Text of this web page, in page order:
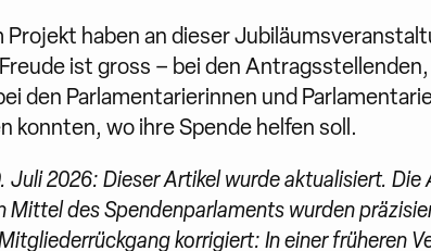
Projekt haben an dieser
ist gross – bei den
den Parlamentarierinnen und
konnten, wo ihre Spende helfen soll.
Juli 2026: Dieser Artikel wurde aktualisiert.
Mittel des Spendenparlaments wurden
korrigiert: In einer früheren